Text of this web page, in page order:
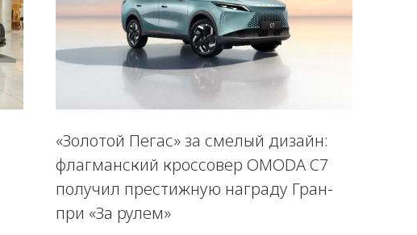
«Золотой Пегас» за смелый дизайн:
флагманский кроссовер OMODA C7
получил престижную награду Гран-
при «За рулем»